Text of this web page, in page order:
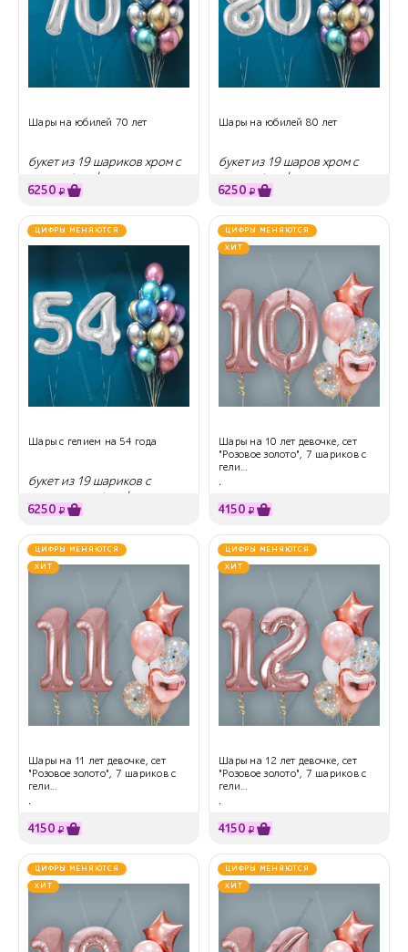
Шары на юбилей 70 лет
букет из 19 шариков хром с
гелием + цифры
6250 ₽
Шары на юбилей 80 лет
букет из 19 шаров хром с
гелием + цифры
6250 ₽
ЦИФРЫ МЕНЯЮТСЯ
Шары с гелием на 54 года
букет из 19 шариков с
гелием хром + цифры
6250 ₽
ЦИФРЫ МЕНЯЮТСЯ
ХИТ
Шары на 10 лет девочке, сет
"Розовое золото", 7 шариков с
гели...
.
4150 ₽
ЦИФРЫ МЕНЯЮТСЯ
ХИТ
Шары на 11 лет девочке, сет
"Розовое золото", 7 шариков с
гели...
.
4150 ₽
ЦИФРЫ МЕНЯЮТСЯ
ХИТ
Шары на 12 лет девочке, сет
"Розовое золото", 7 шариков с
гели...
.
4150 ₽
ЦИФРЫ МЕНЯЮТСЯ
ХИТ
ЦИФРЫ МЕНЯЮТСЯ
ХИТ